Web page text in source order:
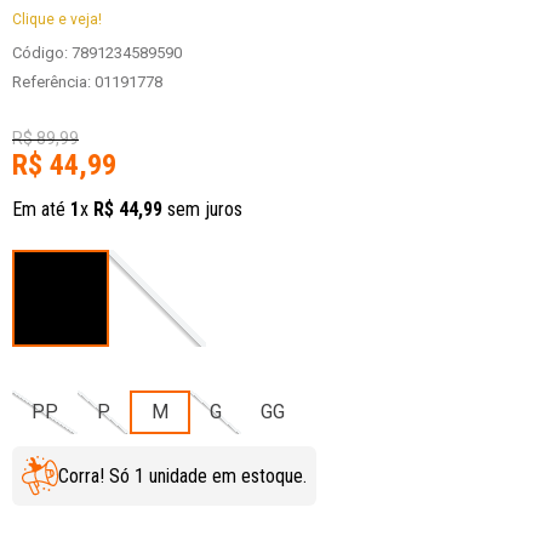
Clique e veja!
Código: 7891234589590
Referência: 01191778
R$89,99
R$ 44,99
Em até 1x R$ 44,99 sem juros
PP P M G GG
Corra! Só 1 unidade em estoque.